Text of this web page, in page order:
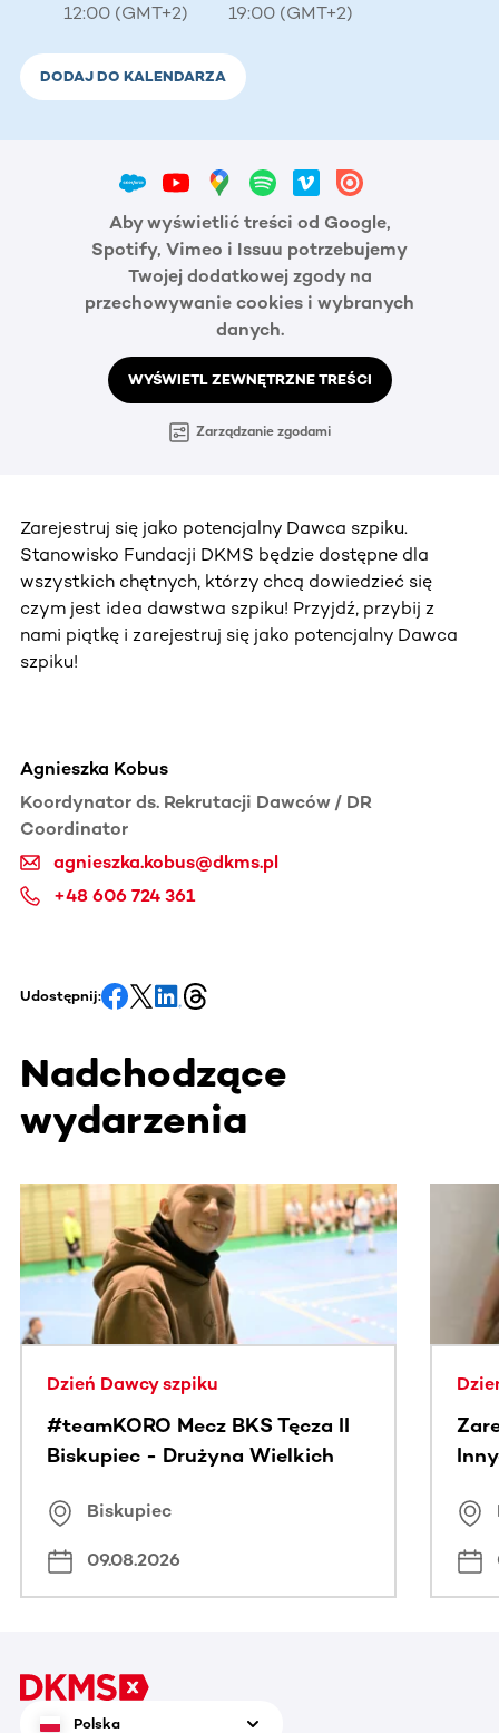
12:00 (GMT+2) 19:00 (GMT+2)
DODAJ DO KALENDARZA
Aby wyświetlić treści od Google,
Spotify, Vimeo i Issuu potrzebujemy
Twojej dodatkowej zgody na
przechowywanie cookies i wybranych
danych.
WYŚWIETL ZEWNĘTRZNE TREŚCI
Zarządzanie zgodami
Zarejestruj się jako potencjalny Dawca szpiku.
Stanowisko Fundacji DKMS będzie dostępne dla
wszystkich chętnych, którzy chcą dowiedzieć się
czym jest idea dawstwa szpiku! Przyjdź, przybij z
nami piątkę i zarejestruj się jako potencjalny Dawca
szpiku!
Agnieszka Kobus
Koordynator ds. Rekrutacji Dawców / DR
Coordinator
agnieszka.kobus@dkms.pl
+48 606 724 361
Udostępnij:
Nadchodzące
wydarzenia
Ta sekcja zawiera treści przewijane w poziomie. Użyj
Dzień Dawcy szpiku
#teamKORO Mecz BKS Tęcza II
Biskupiec - Drużyna Wielkich
Biskupiec
09.08.2026
Polska